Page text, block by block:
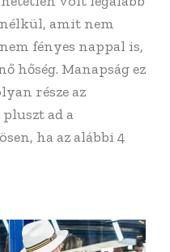
amit nem
fényes nappal is,
hőség. Manapság ez
része az
ad a
ha az alábbi 4